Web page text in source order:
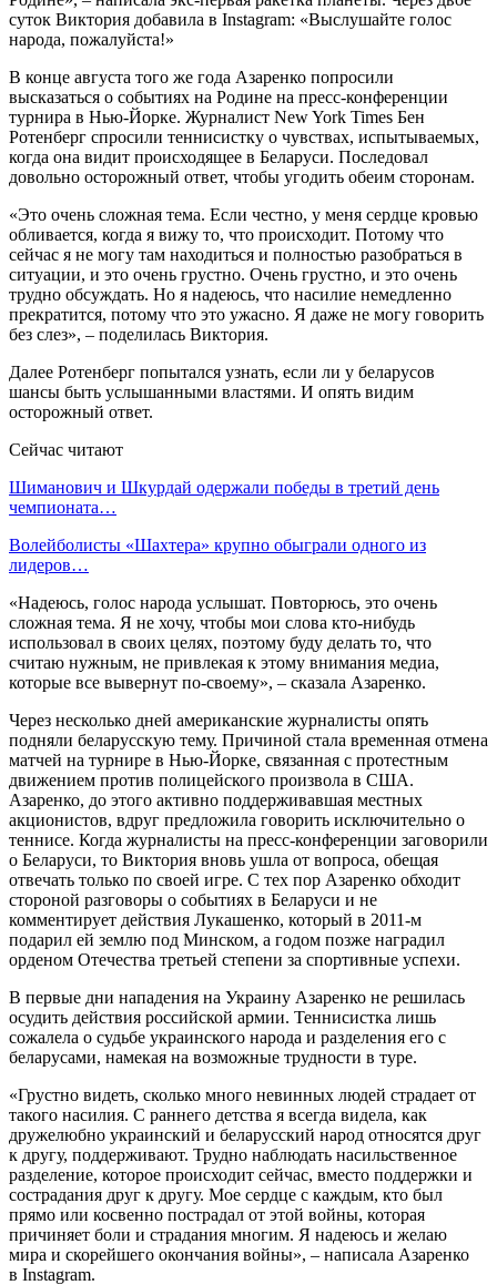
суток Виктория добавила в Instagram: «Выслушайте голос
народа, пожалуйста!»
В конце августа того же года Азаренко попросили
высказаться о событиях на Родине на пресс-конференции
турнира в Нью-Йорке. Журналист New York Times Бен
Ротенберг спросили теннисистку о чувствах, испытываемых,
когда она видит происходящее в Беларуси. Последовал
довольно осторожный ответ, чтобы угодить обеим сторонам.
«Это очень сложная тема. Если честно, у меня сердце кровью
обливается, когда я вижу то, что происходит. Потому что
сейчас я не могу там находиться и полностью разобраться в
ситуации, и это очень грустно. Очень грустно, и это очень
трудно обсуждать. Но я надеюсь, что насилие немедленно
прекратится, потому что это ужасно. Я даже не могу говорить
без слез», – поделилась Виктория.
Далее Ротенберг попытался узнать, если ли у беларусов
шансы быть услышанными властями. И опять видим
осторожный ответ.
Сейчас читают
Шиманович и Шкурдай одержали победы в третий день
чемпионата…
Волейболисты «Шахтера» крупно обыграли одного из
лидеров…
«Надеюсь, голос народа услышат. Повторюсь, это очень
сложная тема. Я не хочу, чтобы мои слова кто-нибудь
использовал в своих целях, поэтому буду делать то, что
считаю нужным, не привлекая к этому внимания медиа,
которые все вывернут по-своему», – сказала Азаренко.
Через несколько дней американские журналисты опять
подняли беларусскую тему. Причиной стала временная отмена
матчей на турнире в Нью-Йорке, связанная с протестным
движением против полицейского произвола в США.
Азаренко, до этого активно поддерживавшая местных
акционистов, вдруг предложила говорить исключительно о
теннисе. Когда журналисты на пресс-конференции заговорили
о Беларуси, то Виктория вновь ушла от вопроса, обещая
отвечать только по своей игре. С тех пор Азаренко обходит
стороной разговоры о событиях в Беларуси и не
комментирует действия Лукашенко, который в 2011-м
подарил ей землю под Минском, а годом позже наградил
орденом Отечества третьей степени за спортивные успехи.
В первые дни нападения на Украину Азаренко не решилась
осудить действия российской армии. Теннисистка лишь
сожалела о судьбе украинского народа и разделения его с
беларусами, намекая на возможные трудности в туре.
«Грустно видеть, сколько много невинных людей страдает от
такого насилия. С раннего детства я всегда видела, как
дружелюбно украинский и беларусский народ относятся друг
к другу, поддерживают. Трудно наблюдать насильственное
разделение, которое происходит сейчас, вместо поддержки и
сострадания друг к другу. Мое сердце с каждым, кто был
прямо или косвенно пострадал от этой войны, которая
причиняет боли и страдания многим. Я надеюсь и желаю
мира и скорейшего окончания войны», – написала Азаренко
в Instagram.